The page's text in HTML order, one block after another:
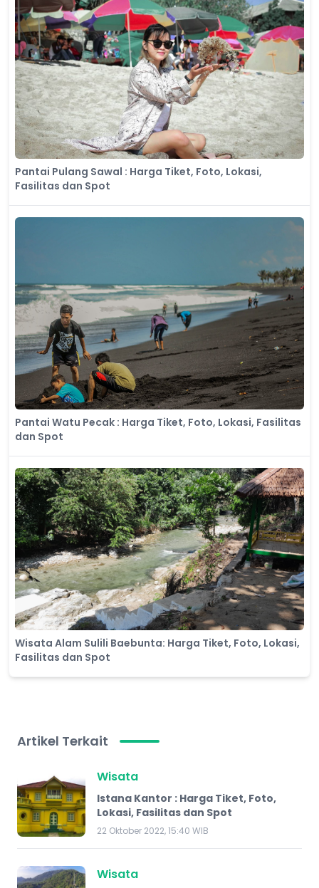
Pantai Pulang Sawal : Harga Tiket, Foto, Lokasi,
Fasilitas dan Spot
Pantai Watu Pecak : Harga Tiket, Foto, Lokasi, Fasilitas
dan Spot
Wisata Alam Sulili Baebunta: Harga Tiket, Foto, Lokasi,
Fasilitas dan Spot
Artikel Terkait
Wisata
Istana Kantor : Harga Tiket, Foto,
Lokasi, Fasilitas dan Spot
22 Oktober 2022, 15:40 WIB
Wisata